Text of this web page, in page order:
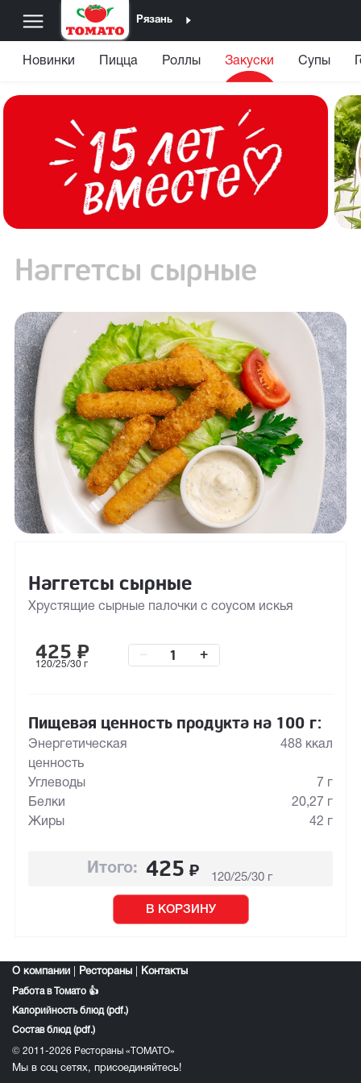
Рязань
Новинки Пицца Роллы Закуски Супы
Наггетсы сырные
Наггетсы сырные
Хрустящие сырные палочки с соусом искья
425 ₽
120/25/30 г
+
Пищевая ценность продукта на 100 г:
Энергетическая
ценность
488 ккал
Углеводы
7 г
Белки
20,27 г
Жиры
42 г
Итого: 425 ₽ 120/25/30 г
В КОРЗИНУ
О компании Рестораны Контакты
Работа в Томато 👍
Калорийность блюд (pdf.)
Состав блюд (pdf.)
© 2011-2026 Рестораны «ТОМАТО»
Мы в соц сетях, присоединяйтесь!